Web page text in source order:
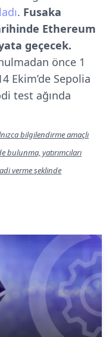
. Fusaka
Ethereum
geçecek.
önce 1
Ekim’de Sepolia
test ağında
bilgilendirme amaçlı
bulunma, yatırımcıları
verme şeklinde